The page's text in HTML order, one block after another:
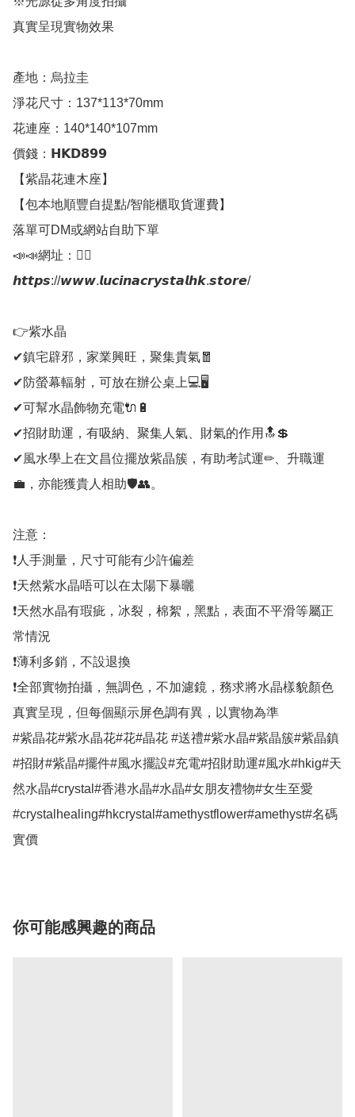
真實呈現實物效果
產地：烏拉圭
淨花尺寸：137*113*70mm
花連座：140*140*107mm
價錢：𝗛𝗞𝗗𝟴𝟵𝟵
【紫晶花連木座】
【包本地順豐自提點/智能櫃取貨運費】
落單可DM或網站自助下單
📣📣網址：👇🏻
𝙝𝙩𝙩𝙥𝙨://𝙬𝙬𝙬.𝙡𝙪𝙘𝙞𝙣𝙖𝙘𝙧𝙮𝙨𝙩𝙖𝙡𝙝𝙠.𝙨𝙩𝙤𝙧𝙚/
👉紫水晶
✔鎮宅辟邪，家業興旺，聚集貴氣🧧
✔防螢幕輻射，可放在辦公桌上💻🖥
✔可幫水晶飾物充電🔌🔋
✔招財助運，有吸納、聚集人氣、財氣的作用🔝💲
✔風水學上在文昌位擺放紫晶簇，有助考試運✏、升職運
💼，亦能獲貴人相助🛡👥。
注意：
❗人手測量，尺寸可能有少許偏差
❗天然紫水晶唔可以在太陽下暴曬
❗天然水晶有瑕疵，冰裂，棉絮，黑點，表面不平滑等屬正
常情況
❗薄利多銷，不設退換
❗全部實物拍攝，無調色，不加濾鏡，務求將水晶樣貌顏色
真實呈現，但每個顯示屏色調有異，以實物為準
#紫晶花#紫水晶花#花#晶花 #送禮#紫水晶#紫晶簇#紫晶鎮
#招財#紫晶#擺件#風水擺設#充電#招財助運#風水#hkig#天
然水晶#crystal#香港水晶#水晶#女朋友禮物#女生至愛
#crystalhealing#hkcrystal#amethystflower#amethyst#名碼
實價
你可能感興趣的商品